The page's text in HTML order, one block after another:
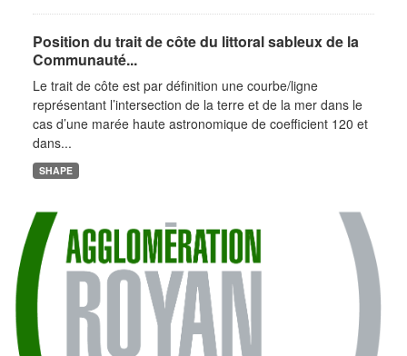
Position du trait de côte du littoral sableux de la
Communauté...
Le trait de côte est par définition une courbe/ligne
représentant l’intersection de la terre et de la mer dans le
cas d’une marée haute astronomique de coefficient 120 et
dans...
SHAPE